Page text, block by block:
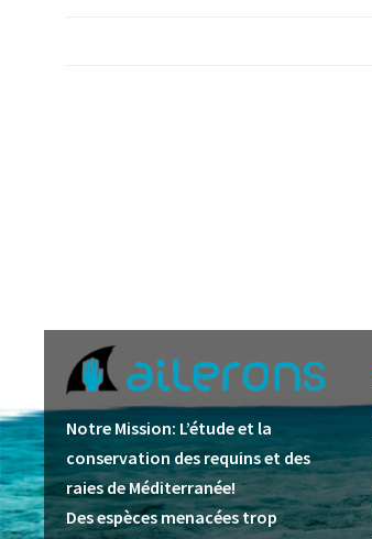
Notre Mission: L’étude et la
conservation des requins et des
raies de Méditerranée!
Des espèces menacées trop